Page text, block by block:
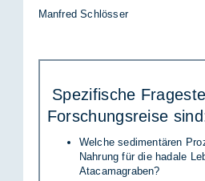
Man­fred Schlös­ser
Spe­zi­fi­sche
For­schungs­rei­se
Welche sedimentären
Nahrung für die hadale
Atacamagraben?